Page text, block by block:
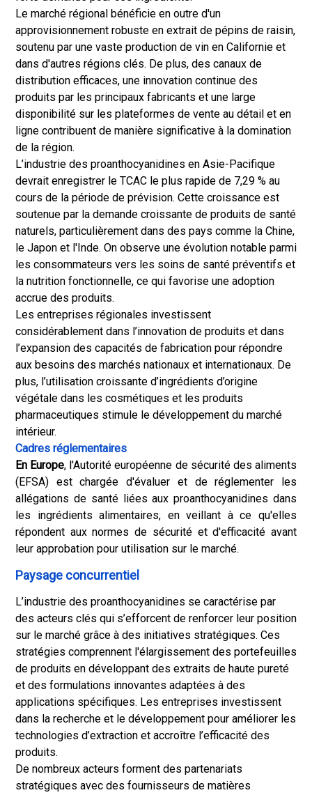
Le marché régional bénéficie en outre d'un
approvisionnement robuste en extrait de pépins de raisin,
soutenu par une vaste production de vin en Californie et
dans d'autres régions clés. De plus, des canaux de
distribution efficaces, une innovation continue des
produits par les principaux fabricants et une large
disponibilité sur les plateformes de vente au détail et en
ligne contribuent de manière significative à la domination
de la région.
L’industrie des proanthocyanidines en Asie-Pacifique
devrait enregistrer le TCAC le plus rapide de 7,29 % au
cours de la période de prévision. Cette croissance est
soutenue par la demande croissante de produits de santé
naturels, particulièrement dans des pays comme la Chine,
le Japon et l'Inde. On observe une évolution notable parmi
les consommateurs vers les soins de santé préventifs et
la nutrition fonctionnelle, ce qui favorise une adoption
accrue des produits.
Les entreprises régionales investissent
considérablement dans l’innovation de produits et dans
l’expansion des capacités de fabrication pour répondre
aux besoins des marchés nationaux et internationaux. De
plus, l’utilisation croissante d’ingrédients d’origine
végétale dans les cosmétiques et les produits
pharmaceutiques stimule le développement du marché
intérieur.
Cadres réglementaires
En Europe, l'Autorité européenne de sécurité des aliments
(EFSA) est chargée d'évaluer et de réglementer les
allégations de santé liées aux proanthocyanidines dans
les ingrédients alimentaires, en veillant à ce qu'elles
répondent aux normes de sécurité et d'efficacité avant
leur approbation pour utilisation sur le marché.
Paysage concurrentiel
L’industrie des proanthocyanidines se caractérise par
des acteurs clés qui s’efforcent de renforcer leur position
sur le marché grâce à des initiatives stratégiques. Ces
stratégies comprennent l'élargissement des portefeuilles
de produits en développant des extraits de haute pureté
et des formulations innovantes adaptées à des
applications spécifiques. Les entreprises investissent
dans la recherche et le développement pour améliorer les
technologies d’extraction et accroître l’efficacité des
produits.
De nombreux acteurs forment des partenariats
stratégiques avec des fournisseurs de matières